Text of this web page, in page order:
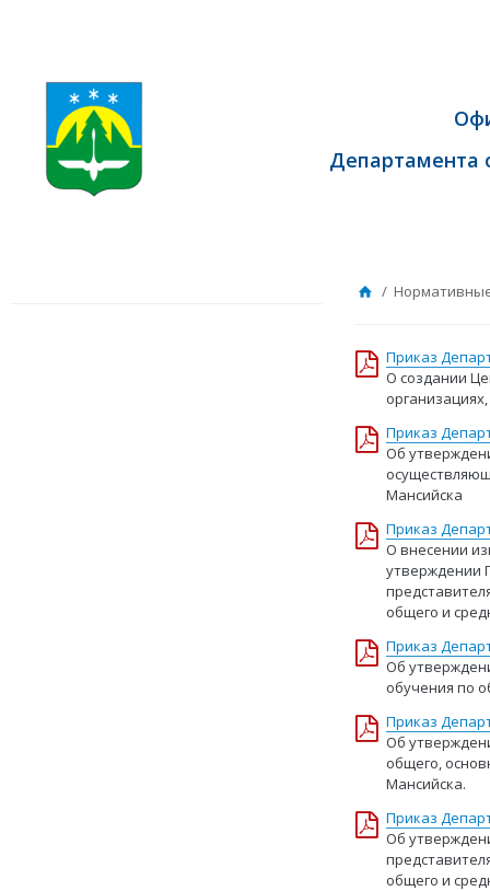
Департамента
/
Приказ
О создании
Приказ
Об
Мансийска
Приказ
О внесении
утверждении
общего и
Приказ
Об
обучения по
Приказ
Об
общего,
Мансийска.
Приказ
Об
общего и